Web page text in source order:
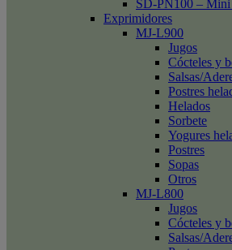
SD-PN100 – Mini
Exprimidores
MJ-L900
Jugos
Cócteles y
Salsas/
Postres
Helados
Sorbete
Yogures
Postres
Sopas
Otros
MJ-L800
Jugos
Cócteles y
Salsas/